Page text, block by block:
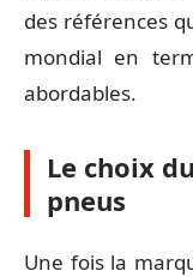
des références
mondial en
abordables.
Le choix
pneus
Une fois la